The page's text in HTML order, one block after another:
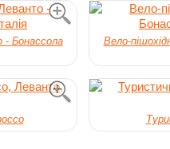
- Бонассола
Вело-